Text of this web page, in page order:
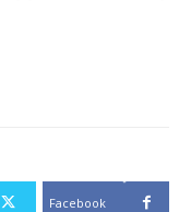
Facebook